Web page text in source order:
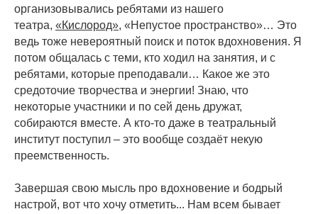
организовывались ребятами из нашего
театра, «Кислород», «Непустое пространство»… Это
ведь тоже невероятный поиск и поток вдохновения. Я
потом общалась с теми, кто ходил на занятия, и с
ребятами, которые преподавали… Какое же это
средоточие творчества и энергии! Знаю, что
некоторые участники и по сей день дружат,
собираются вместе. А кто-то даже в театральный
институт поступил – это вообще создаёт некую
преемственность.
Завершая свою мысль про вдохновение и бодрый
настрой, вот что хочу отметить... Нам всем бывает